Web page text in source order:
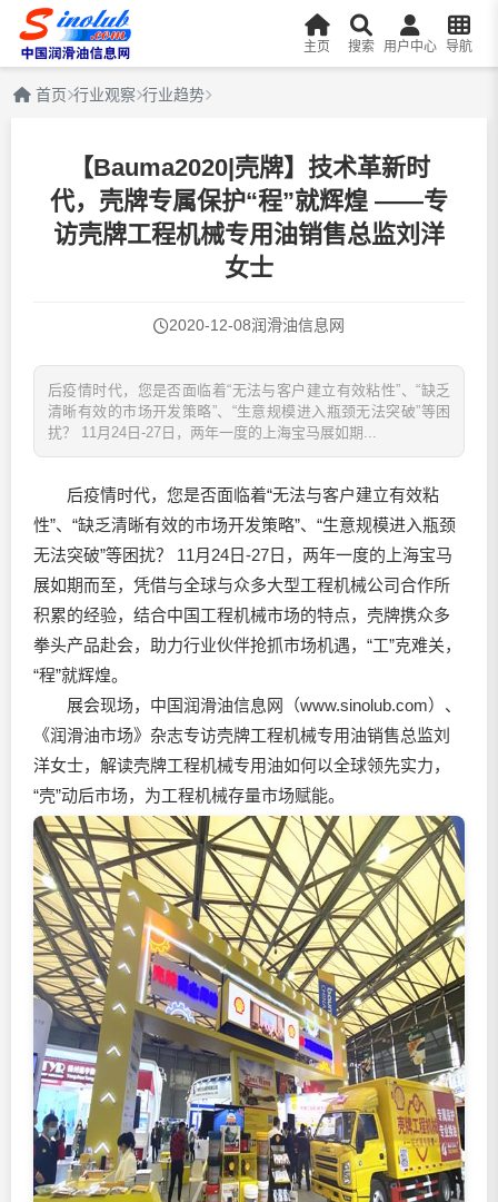
主页 搜索 用户中心 导航
首页 行业观察 行业趋势
【Bauma2020|壳牌】技术革新时
代，壳牌专属保护“程”就辉煌 ——专
访壳牌工程机械专用油销售总监刘洋
女士
2020-12-08润滑油信息网
后疫情时代，您是否面临着“无法与客户建立有效粘性”、“缺乏
清晰有效的市场开发策略”、“生意规模进入瓶颈无法突破”等困
扰？ 11月24日-27日，两年一度的上海宝马展如期...
后疫情时代，您是否面临着“无法与客户建立有效粘
性”、“缺乏清晰有效的市场开发策略”、“生意规模进入瓶颈
无法突破”等困扰？ 11月24日-27日，两年一度的上海宝马
展如期而至，凭借与全球与众多大型工程机械公司合作所
积累的经验，结合中国工程机械市场的特点，壳牌携众多
拳头产品赴会，助力行业伙伴抢抓市场机遇，“工”克难关，
“程”就辉煌。
展会现场，中国润滑油信息网（www.sinolub.com）、
《润滑油市场》杂志专访壳牌工程机械专用油销售总监刘
洋女士，解读壳牌工程机械专用油如何以全球领先实力，
“壳”动后市场，为工程机械存量市场赋能。